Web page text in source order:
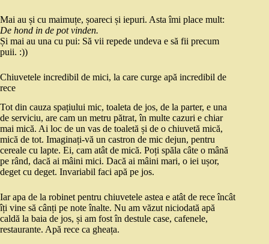
Mai au și cu maimuțe, șoareci și iepuri. Asta îmi place mult:
De hond in de pot vinden.
Și mai au una cu pui: Să vii repede undeva e să fii precum
puii. :))
Chiuvetele incredibil de mici, la care curge apă incredibil de
rece
Tot din cauza spațiului mic, toaleta de jos, de la parter, e una
de serviciu, are cam un metru pătrat, în multe cazuri e chiar
mai mică. Ai loc de un vas de toaletă și de o chiuvetă mică,
mică de tot. Imaginați-vă un castron de mic dejun, pentru
cereale cu lapte. Ei, cam atât de mică. Poți spăla câte o mână
pe rând, dacă ai mâini mici. Dacă ai mâini mari, o iei ușor,
deget cu deget. Invariabil faci apă pe jos.
Iar apa de la robinet pentru chiuvetele astea e atât de rece încât
îți vine să cânți pe note înalte. Nu am văzut niciodată apă
caldă la baia de jos, și am fost în destule case, cafenele,
restaurante. Apă rece ca gheața.